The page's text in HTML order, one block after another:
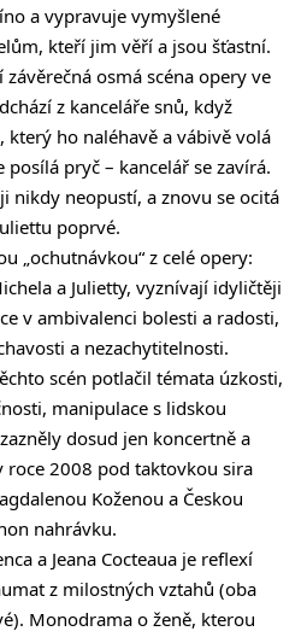
a vypravuje vymyšlené
kteří jim věří a jsou šťastní.
závěrečná osmá scéna opery ve
z kanceláře snů, když
který ho naléhavě a vábivě volá
pryč – kancelář se zavírá.
nikdy neopustí, a znovu se ocitá
poprvé.
„ochutnávkou“ z celé opery:
a Julietty, vyznívají idyličtěji
v ambivalenci bolesti a radosti,
a nezachytitelnosti.
scén potlačil témata úzkosti,
manipulace s lidskou
dosud jen koncertně a
roce 2008 pod taktovkou sira
Koženou a Českou
nahrávku.
a Jeana Cocteaua je reflexí
z milostných vztahů (oba
Monodrama o ženě, kterou